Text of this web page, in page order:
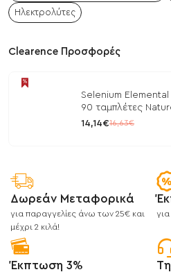
Ηλεκτρολύτες
Clearence Προσφορές
Selenium
90 ταμπλέτες
/ Μέταλλα
14,14€16,63€
Δωρεάν Μεταφορικά
για παραγγελίες άνω των 25€ και
μέχρι 2 κιλά!
Έκπτωση 3%